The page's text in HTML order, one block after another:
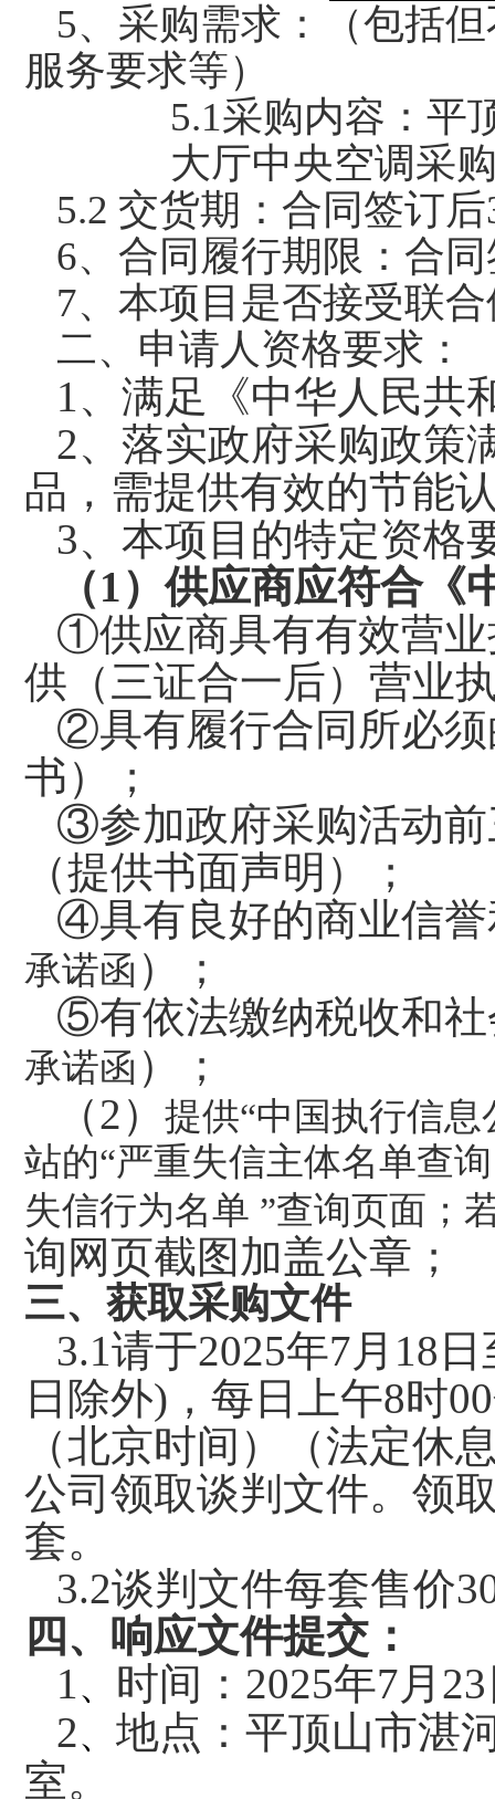
5、采购需求：（包括
服务要求等）
5.1采购内容：平
大厅中央空调采
5.2 交货期：合同签订
6、合同履行期限：合
7、本项目是否接受联
二、申请人资格要求：
1、满足《中华人民共
2、落实政府采购政策
品，需提供有效的节能
3、本项目的特定资格
（1）供应商应符合
①供应商具有有效营业
供（三证合一后）营业
②具有履行合同所必须
书）；
③参加政府采购活动前
（提供书面声明）；
④具有良好的商业信
承诺函 ）；
⑤有依法缴纳税收和
承诺函 ）；
（2） 提供“中国执行信息
站的“严重失信主体名单查
失信行为名单 ”查询页面；
询网页截图加盖公章；
三、获取采购文件
3.1请于2025年7月18
日除外)，每日上午8时
（北京时间）（法定休
公司领取谈判文件。领
套。
3.2谈判文件每套售价
四、响应文件提交：
1、 时间：2025年7月
2、 地点：平顶山市湛
室。